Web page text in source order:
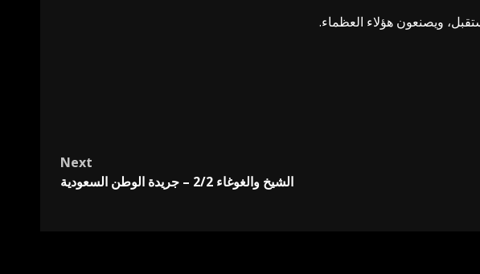
ويصنعون هؤلاء العظماء.
Next
الشيخ والغوغاء 2/2 – جريدة الوطن السعودية